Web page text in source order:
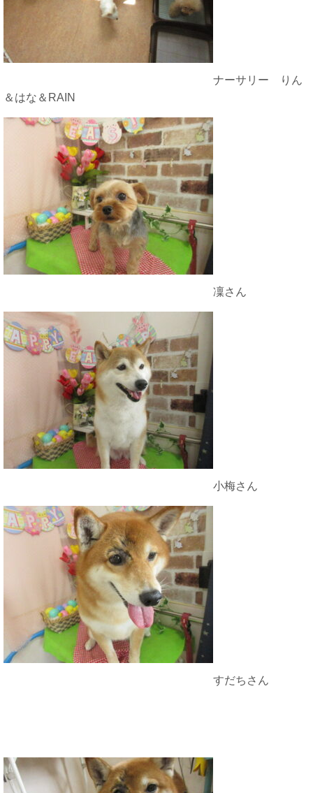
ナーサリー りん
＆はな＆RAIN
凜さん
小梅さん
すだちさん